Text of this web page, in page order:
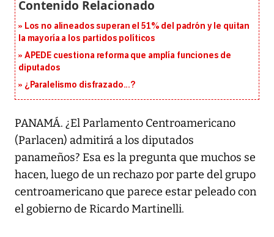
Los no alineados superan el 51% del padrón y le quitan
la mayoría a los partidos políticos
APEDE cuestiona reforma que amplía funciones de
diputados
¿Paralelismo disfrazado...?
PANAMÁ. ¿El Parlamento Centroamericano
(Parlacen) admitirá a los diputados
panameños? Esa es la pregunta que muchos se
hacen, luego de un rechazo por parte del grupo
centroamericano que parece estar peleado con
el gobierno de Ricardo Martinelli.